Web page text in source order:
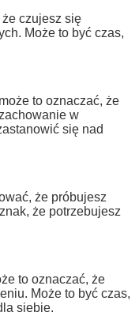
czujesz się
Może to być czas,
to oznaczać, że
w
się nad
że próbujesz
że potrzebujesz
to oznaczać, że
Może to być czas,
siebie.